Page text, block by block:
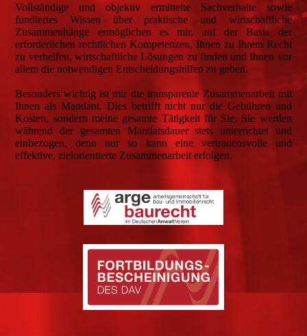
Vollständige und objektiv ermittelte Sachverhalte sowie
fundiertes Wissen über praktische und wirtschaftliche
Zusammenhänge ermöglichen es mir, auf der Basis der
erforderlichen rechtlichen Kompetenzen, Ihnen zu Ihrem Recht
zu verhelfen, wirtschaftliche Lösungen zu finden und Ihnen vor
allem die notwendigen Entscheidungshilfen zu geben.
Besonders wichtig ist mir die transparente Zusammenarbeit mit
Ihnen als Mandant. Dies betrifft nicht nur die Gebühren und
Kosten, sondern meine gesamte Tätigkeit für Sie. Sie werden
während der gesamten Mandatsdauer stets unterrichtet und
einbezogen, denn nur so kann eine vertrauensvolle und
effektive, zielorientierte Zusammenarbeit erfolgen.